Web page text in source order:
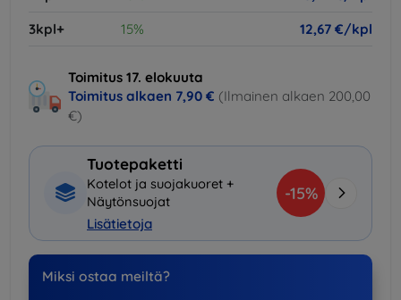
3kpl+
15% 12,67 €/kpl
Toimitus 17. elokuuta
Toimitus alkaen 7,90 € (Ilmainen alkaen 200,00
€)
Tuotepaketti
Kotelot ja suojakuoret +
Näytönsuojat
Lisätietoja
-15%
Miksi ostaa meiltä?